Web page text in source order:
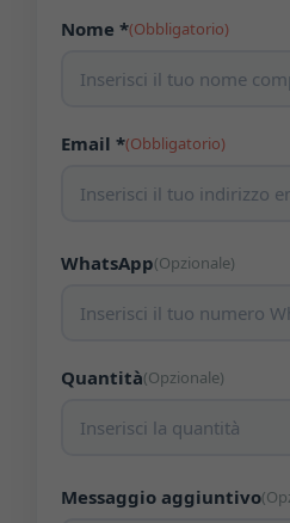
Nome *(Obbligatorio)
Email *(Obbligatorio)
WhatsApp(Opzionale)
Quantità(Opzionale)
Messaggio aggiuntivo